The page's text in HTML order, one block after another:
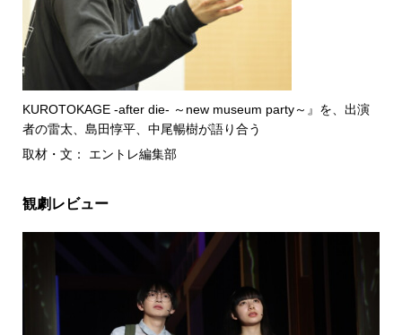
KUROTOKAGE -after die- ～new museum party～』を、出演
者の雷太、島田惇平、中尾暢樹が語り合う
取材・文： エントレ編集部
観劇レビュー